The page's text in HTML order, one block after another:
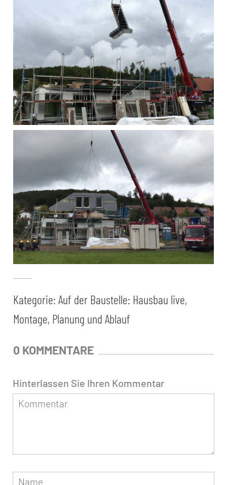
Kategorie: Auf der Baustelle: Hausbau live,
Montage, Planung und Ablauf
0 KOMMENTARE
Hinterlassen Sie Ihren Kommentar